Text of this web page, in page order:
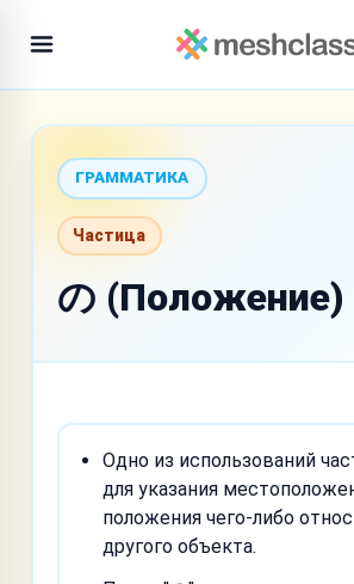
ГРАММАТИКА
Частица
の (Положение)
Одно из использований
для указания
положения чего-либо
другого объекта.